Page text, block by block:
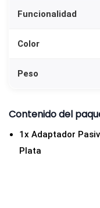
Funcionalidad
Color
Peso
Contenido del
1x Adaptador
Plata